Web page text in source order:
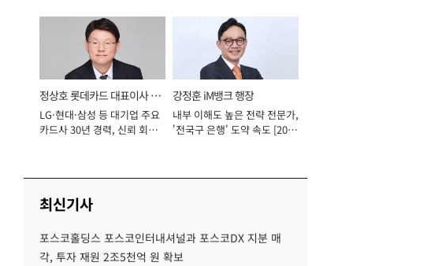
정상호 롯데카드 대표이사 사
장
LG·현대·삼성 등 대기업 주요
카드사 30년 경력, 신뢰 회복
강정훈 iM뱅크 행장
내부 이해도 높은 전략 전문가,
'전국구 은행' 도약 속도 [2026
최신기사
포스코홀딩스 포스코인터내셔널과 포스코DX 지분 매
각, 투자 재원 2조5천억 원 확보